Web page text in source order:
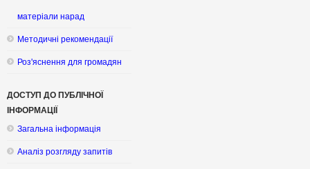
матеріали нарад
Методичні рекомендації
Роз'яснення для громадян
ДОСТУП ДО ПУБЛІЧНОЇ
ІНФОРМАЦІЇ
Загальна інформація
Аналіз розгляду запитів